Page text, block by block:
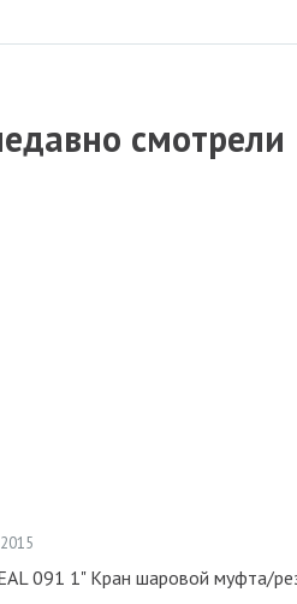
смотрели
091 1" Кран шаровой муфта/